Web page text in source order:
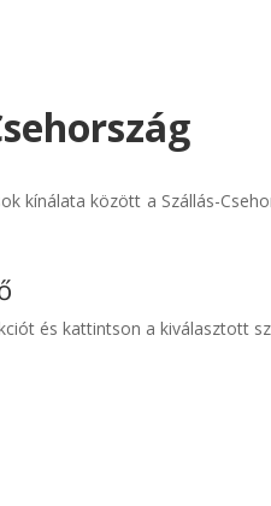
kínálata között a Szállás-
és kattintson a kiválasztott